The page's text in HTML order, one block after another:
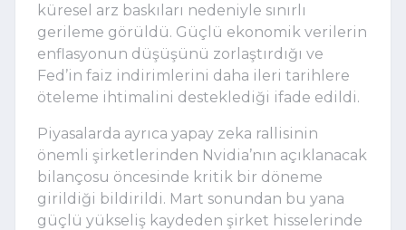
küresel arz baskıları nedeniyle sınırlı
gerileme görüldü. Güçlü ekonomik verilerin
enflasyonun düşüşünü zorlaştırdığı ve
Fed’in faiz indirimlerini daha ileri tarihlere
öteleme ihtimalini desteklediği ifade edildi.
Piyasalarda ayrıca yapay zeka rallisinin
önemli şirketlerinden Nvidia’nın açıklanacak
bilançosu öncesinde kritik bir döneme
girildiği bildirildi. Mart sonundan bu yana
güçlü yükseliş kaydeden şirket hisselerinde